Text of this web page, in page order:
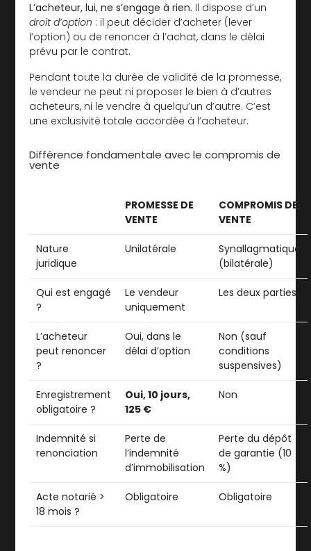
L’acheteur, lui, ne s’engage à rien. Il dispose d’un
droit d’option : il peut décider d’acheter (lever
l’option) ou de renoncer à l’achat, dans le délai
prévu par le contrat.
Pendant toute la durée de validité de la promesse,
le vendeur ne peut ni proposer le bien à d’autres
acheteurs, ni le vendre à quelqu’un d’autre. C’est
une exclusivité totale accordée à l’acheteur.
Différence fondamentale avec le compromis de
vente
PROMESSE DE
VENTE
COMPROMIS DE
VENTE
Nature
juridique
Unilatérale
Synallagmatique
(bilatérale)
Qui est engagé
?
Le vendeur
uniquement
Les deux parties
L’acheteur
peut renoncer
?
Oui, dans le
délai d’option
Non (sauf
conditions
suspensives)
Enregistrement
obligatoire ?
Oui, 10 jours,
125 €
Non
Indemnité si
renonciation
Perte de
l’indemnité
d’immobilisation
Perte du dépôt
de garantie (10
%)
Acte notarié >
18 mois ?
Obligatoire Obligatoire